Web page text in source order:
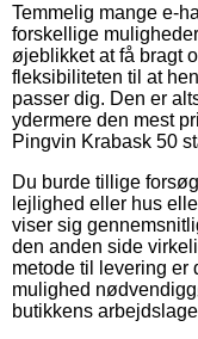
Temmelig mange e-
forskellige
øjeblikket at få bragt
fleksibiliteten til at
passer dig. Den er
ydermere den mest
Pingvin Krabask 50
Du burde tillige
lejlighed eller hus
viser sig
den anden side
metode til levering er
mulighed
butikkens